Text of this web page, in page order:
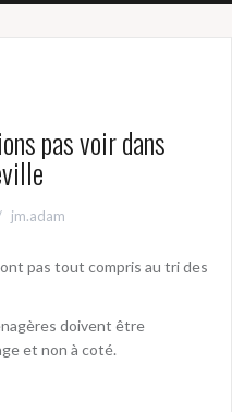
pas voir dans
jm.adam
pas tout compris au tri des
doivent être
et non à coté.